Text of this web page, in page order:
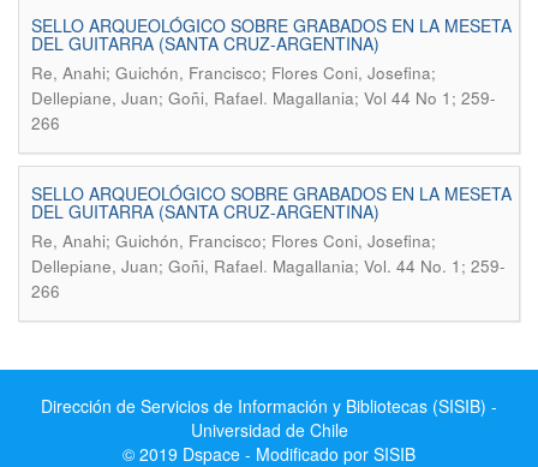
SELLO ARQUEOLÓGICO SOBRE GRABADOS EN LA MESETA
DEL GUITARRA (SANTA CRUZ-ARGENTINA)
Re, Anahi; Guichón, Francisco; Flores Coni, Josefina;
Dellepiane, Juan; Goñi, Rafael. Magallania; Vol 44 No 1; 259-
266
SELLO ARQUEOLÓGICO SOBRE GRABADOS EN LA MESETA
DEL GUITARRA (SANTA CRUZ-ARGENTINA)
Re, Anahi; Guichón, Francisco; Flores Coni, Josefina;
Dellepiane, Juan; Goñi, Rafael. Magallania; Vol. 44 No. 1; 259-
266
Dirección de Servicios de Información y Bibliotecas (SISIB) -
Universidad de Chile
© 2019 Dspace - Modificado por SISIB